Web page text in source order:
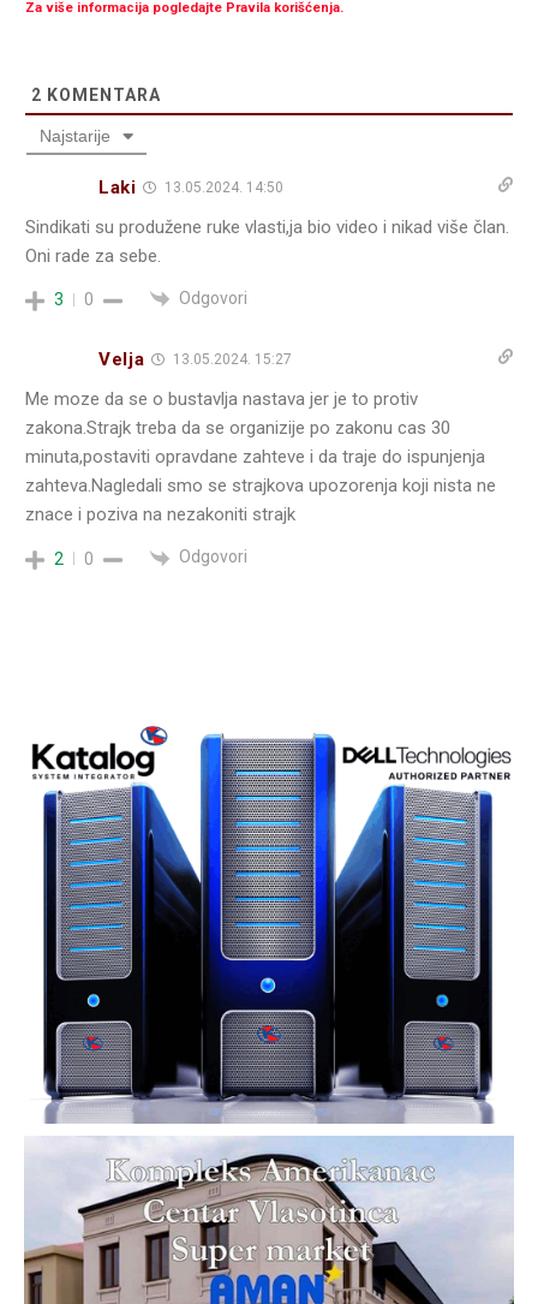
Za više informacija pogledajte Pravila korišćenja.
2 KOMENTARA
Najstarije
Laki 13.05.2024. 14:50
Sindikati su produžene ruke vlasti,ja bio video i nikad više član.
Oni rade za sebe.
3 0 Odgovori
Velja 13.05.2024. 15:27
Me moze da se o bustavlja nastava jer je to protiv
zakona.Strajk treba da se organizije po zakonu cas 30
minuta,postaviti opravdane zahteve i da traje do ispunjenja
zahteva.Nagledali smo se strajkova upozorenja koji nista ne
znace i poziva na nezakoniti strajk
2 0 Odgovori